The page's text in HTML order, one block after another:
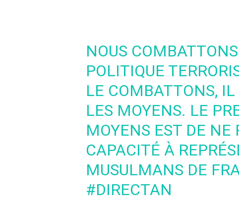
NOUS
POLITIQUE
LE COMBATTONS, IL
LES MOYENS. LE
MOYENS EST DE NE
CAPACITÉ À
MUSULMANS DE
#DIRECTAN